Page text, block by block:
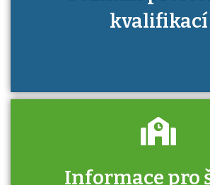
kvalifikací
Informace pro